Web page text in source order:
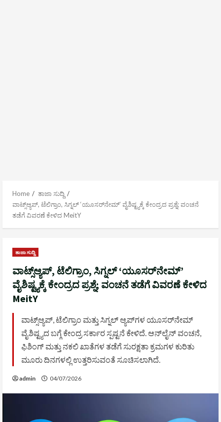
Home
ತಾಜಾ ಸುದ್ದಿ
ವಾಟ್ಸ್ಆ್ಯಪ್‌, ಟೆಲಿಗ್ರಾಂ, ಸಿಗ್ನಲ್‌ ‘ಯೂಸರ್‌ನೇಮ್’ ವೈಶಿಷ್ಟ್ಯಕ್ಕೆ ಕೇಂದ್ರದ ಪ್ರಶ್ನೆ; ವಂಚನೆ
ತಡೆಗೆ ವಿವರಣೆ ಕೇಳಿದ MeitY
ತಾಜಾ ಸುದ್ದಿ
ವಾಟ್ಸ್ಆ್ಯಪ್‌, ಟೆಲಿಗ್ರಾಂ, ಸಿಗ್ನಲ್‌ ‘ಯೂಸರ್‌ನೇಮ್’
ವೈಶಿಷ್ಟ್ಯಕ್ಕೆ ಕೇಂದ್ರದ ಪ್ರಶ್ನೆ; ವಂಚನೆ ತಡೆಗೆ ವಿವರಣೆ ಕೇಳಿದ
MeitY
ವಾಟ್ಸ್ಆ್ಯಪ್‌, ಟೆಲಿಗ್ರಾಂ ಮತ್ತು ಸಿಗ್ನಲ್‌ ಆ್ಯಪ್‌ಗಳ ಯೂಸರ್‌ನೇಮ್‌
ವೈಶಿಷ್ಟ್ಯದ ಬಗ್ಗೆ ಕೇಂದ್ರ ಸರ್ಕಾರ ಸ್ಪಷ್ಟನೆ ಕೇಳಿದೆ. ಆನ್‌ಲೈನ್ ವಂಚನೆ,
ಫಿಶಿಂಗ್ ಮತ್ತು ನಕಲಿ ಖಾತೆಗಳ ತಡೆಗೆ ಸುರಕ್ಷತಾ ಕ್ರಮಗಳ ಕುರಿತು
ಮೂರು ದಿನಗಳಲ್ಲಿ ಉತ್ತರಿಸುವಂತೆ ಸೂಚಿಸಲಾಗಿದೆ.
admin 04/07/2026